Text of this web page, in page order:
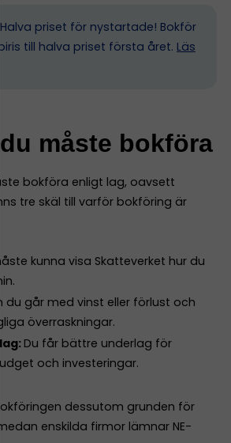
Halva priset för nystartade! Bokför
till halva priset första året. Läs
måste bokföra
bokföra enligt lag, oavsett
tre skäl till varför bokföring är
kunna visa Skatteverket hur du
du går med vinst eller förlust och
överraskningar.
Du får bättre underlag för
och investeringar.
dessutom grunden för
enskilda firmor lämnar NE-